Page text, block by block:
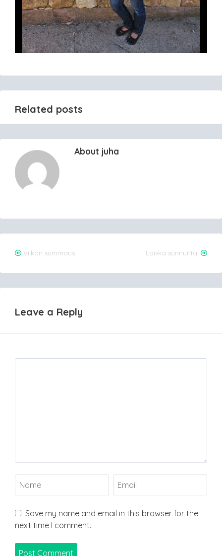
Related posts
About juha
Post
navigation
Viikon summaus Laiska sunnuntai
Leave a Reply
Save my name and email in this browser for the
next time I comment.